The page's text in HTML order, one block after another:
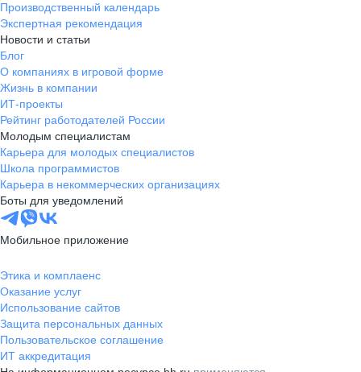
Производственный календарь
Экспертная рекомендация
Новости и статьи
Блог
О компаниях в игровой форме
Жизнь в компании
ИТ-проекты
Рейтинг работодателей России
Молодым специалистам
Карьера для молодых специалистов
Школа программистов
Карьера в некоммерческих организациях
Боты для уведомлений
Мобильное приложение
Этика и комплаенс
Оказание услуг
Использование сайтов
Защита персональных данных
Пользовательское соглашение
ИТ аккредитация